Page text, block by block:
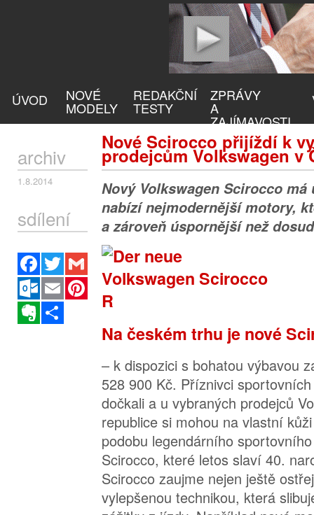
ÚVOD NOVÉ
MODELY
REDAKČNÍ
TESTY
ZPRÁVY
A
ZAJÍMAVOSTI
Nové Scirocco přijíždí k
prodejcům Volkswagen v
archiv
1.8.2014
sdílení
Facebook
Twitter
Gmail
Outlook.com
Email
Pinterest
Evernote
Nový Volkswagen Scirocco má
nabízí nejmodernější motory,
a zároveň úspornější než
Na českém trhu je nové
– k dispozici s bohatou výbavou
528 900 Kč. Příznivci
dočkali a u vybraných prodejců
republice si mohou na vlastní
podobu legendárního
Scirocco, které letos slaví 40.
Scirocco zaujme nejen ještě
vylepšenou technikou, která